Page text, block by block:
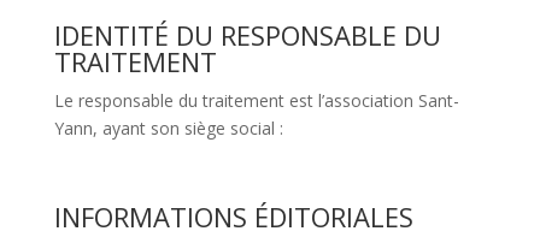
IDENTITÉ DU RESPONSABLE DU
TRAITEMENT
Le responsable du traitement est l’association Sant-
Yann, ayant son siège social :
INFORMATIONS ÉDITORIALES